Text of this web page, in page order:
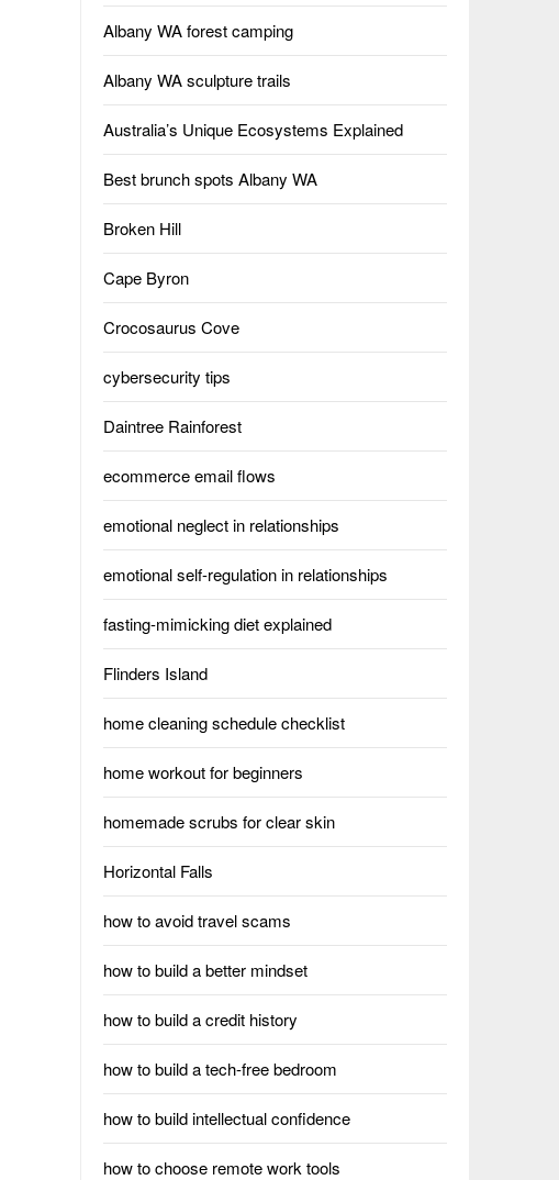
Albany WA forest camping
Albany WA sculpture trails
Australia’s Unique Ecosystems Explained
Best brunch spots Albany WA
Broken Hill
Cape Byron
Crocosaurus Cove
cybersecurity tips
Daintree Rainforest
ecommerce email flows
emotional neglect in relationships
emotional self-regulation in relationships
fasting-mimicking diet explained
Flinders Island
home cleaning schedule checklist
home workout for beginners
homemade scrubs for clear skin
Horizontal Falls
how to avoid travel scams
how to build a better mindset
how to build a credit history
how to build a tech-free bedroom
how to build intellectual confidence
how to choose remote work tools